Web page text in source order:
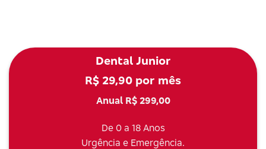
Dental Junior
R$ 29,90 por mês
Anual R$ 299,00
De 0 a 18 Anos
Urgência e Emergência.